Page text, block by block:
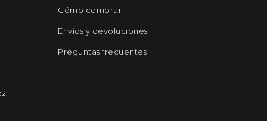
Cómo comprar
Envíos y devoluciones
Preguntas frecuentes